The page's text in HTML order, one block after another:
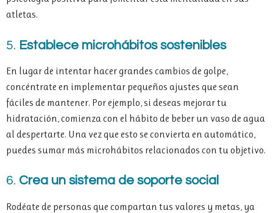
atletas.
5. Establece microhábitos sostenibles
En lugar de intentar hacer grandes cambios de golpe,
concéntrate en implementar pequeños ajustes que sean
fáciles de mantener. Por ejemplo, si deseas mejorar tu
hidratación, comienza con el hábito de beber un vaso de agua
al despertarte. Una vez que esto se convierta en automático,
puedes sumar más microhábitos relacionados con tu objetivo.
6. Crea un sistema de soporte social
Rodéate de personas que compartan tus valores y metas, ya